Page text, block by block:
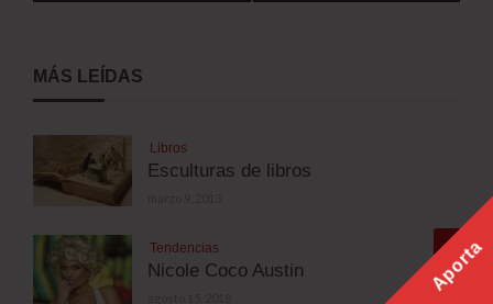
MÁS LEÍDAS
Libros
Esculturas de libros
Tendencias
Nicole Coco Austin Aporta